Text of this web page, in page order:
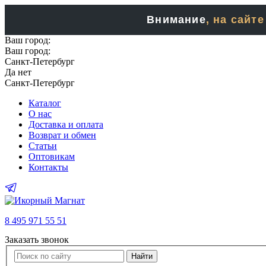
Внимание, на
Ваш город:
Ваш город:
Санкт-Петербург
Да нет
Санкт-Петербург
Каталог
О нас
Доставка и оплата
Возврат и обмен
Статьи
Оптовикам
Контакты
8 495 971 55 51
Заказать звонок
Найти